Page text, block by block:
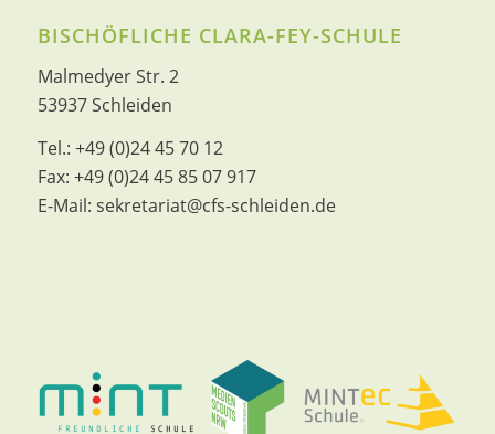
BISCHÖFLICHE CLARA-FEY-SCHULE
Malmedyer Str. 2
53937 Schleiden
Tel.: +49 (0)24 45 70 12
Fax: +49 (0)24 45 85 07 917
E-Mail: sekretariat@cfs-schleiden.de